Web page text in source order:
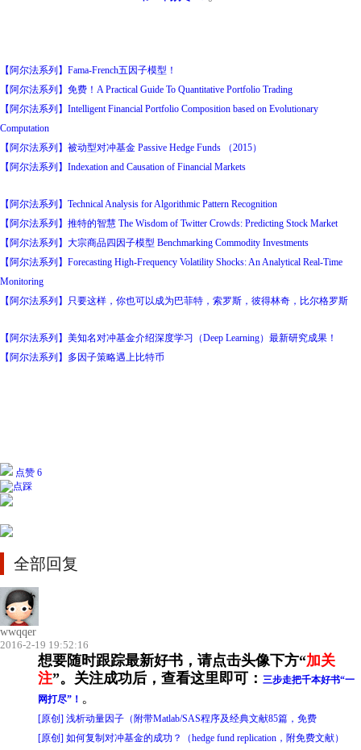
【阿尔法系列】Fama-French五因子模型！
【阿尔法系列】免费！A Practical Guide To Quantitative Portfolio Trading
【阿尔法系列】Intelligent Financial Portfolio Composition based on Evolutionary
Computation
【阿尔法系列】被动型对冲基金 Passive Hedge Funds （2015）
【阿尔法系列】Indexation and Causation of Financial Markets
【阿尔法系列】Technical Analysis for Algorithmic Pattern Recognition
【阿尔法系列】推特的智慧 The Wisdom of Twitter Crowds: Predicting Stock Market
【阿尔法系列】大宗商品四因子模型 Benchmarking Commodity Investments
【阿尔法系列】Forecasting High-Frequency Volatility Shocks: An Analytical Real-Time
Monitoring
【阿尔法系列】只要这样，你也可以成为巴菲特，索罗斯，彼得林奇，比尔格罗斯
【阿尔法系列】美知名对冲基金介绍深度学习（Deep Learning）最新研究成果！
【阿尔法系列】多因子策略遇上比特币
点赞 6
全部回复
wwqqer
2016-2-19 19:52:16
想要随时跟踪最新好书，请点击头像下方“加关
注”。 关注成功后，查看这里即可： 三步走把千本好书“一
网打尽”！ 。
[原创] 浅析动量因子（附带Matlab/SAS程序及经典文献85篇，免费
[原创] 如何复制对冲基金的成功？（hedge fund replication，附免费文献）